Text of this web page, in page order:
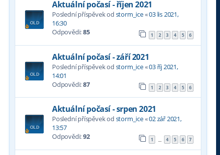
Aktuální počasí - říjen 2021
Poslední příspěvek od storm_ice«03 lis 2021,
16:30
Odpovědi:85 1 2 3 4 5 6
Aktuální počasí - září 2021
Poslední příspěvek od storm_ice«03 říj 2021,
14:01
Odpovědi:87 1 2 3 4 5 6
Aktuální počasí - srpen 2021
Poslední příspěvek od storm_ice«02 zář 2021,
13:57
Odpovědi:92 1 … 4 5 6 7